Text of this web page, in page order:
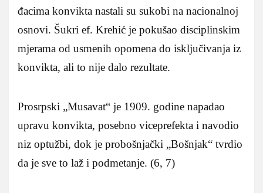
đacima konvikta nastali su sukobi na nacionalnoj
osnovi. Šukri ef. Krehić je pokušao disciplinskim
mjerama od usmenih opomena do isključivanja iz
konvikta, ali to nije dalo rezultate.
Prosrpski „Musavat“ je 1909. godine napadao
upravu konvikta, posebno viceprefekta i navodio
niz optužbi, dok je probošnjački „Bošnjak“ tvrdio
da je sve to laž i podmetanje. (6, 7)